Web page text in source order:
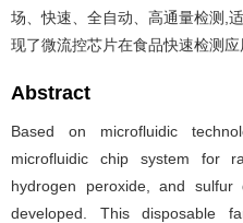
场、快速、全自动、高通量检测,
现了微流控芯片在食品快速检测应
Abstract
Based on microfluidic
microfluidic chip system for
hydrogen peroxide, and
developed. This disposable